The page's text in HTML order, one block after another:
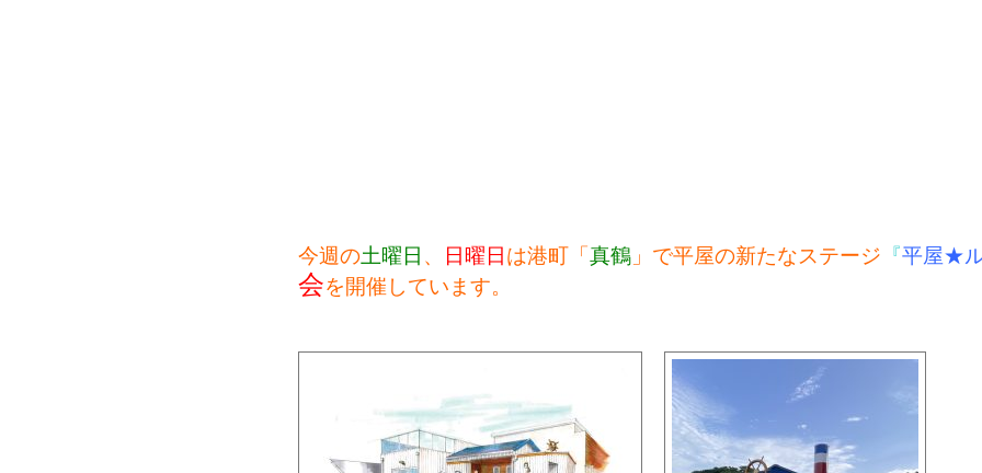
今週の土曜日 、 日曜日は港町「真鶴 」で平屋の新たなステージ 『平屋★
会を開催しています。